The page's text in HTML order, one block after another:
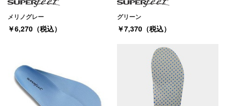
メリノグレー
￥6,270（税込）
グリーン
￥7,370（税込）